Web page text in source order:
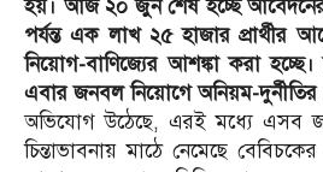
হয়। আজ ২০ জুন শেষ হচ্ছে
পর্যন্ত এক লাখ ২৫ হাজার প্রার্থীর
নিয়োগ-বাণিজ্যের আশঙ্কা করা
এবার জনবল নিয়োগে অনিয়ম-
অভিযোগ উঠেছে, এরই মধ্যে এসব
চিন্তাভাবনায় মাঠে নেমেছে